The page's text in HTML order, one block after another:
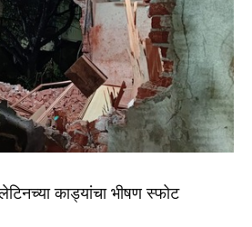
काड्यांचा भीषण स्फोट